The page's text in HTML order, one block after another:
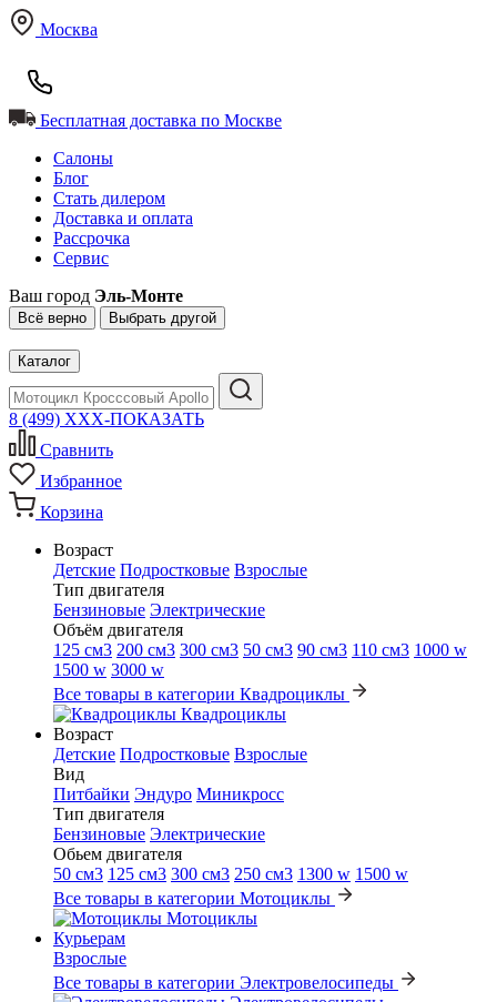
Москва
Бесплатная доставка по Москве
Салоны
Блог
Стать дилером
Доставка и оплата
Рассрочка
Сервис
Ваш город Эль-Монте
Всё верно Выбрать другой
Каталог
8 (499) XXX-ПОКАЗАТЬ
Сравнить
Избранное
Корзина
Возраст
Детские Подростковые Взрослые
Тип двигателя
Бензиновые Электрические
Объём двигателя
125 см3 200 см3 300 см3 50 см3 90 см3 110 см3 1000 w
1500 w 3000 w
Все товары в категории Квадроциклы
Квадроциклы
Возраст
Детские Подростковые Взрослые
Вид
Питбайки Эндуро Миникросс
Тип двигателя
Бензиновые Электрические
Обьем двигателя
50 см3 125 см3 300 см3 250 см3 1300 w 1500 w
Все товары в категории Мотоциклы
Мотоциклы
Курьерам
Взрослые
Все товары в категории Электровелосипеды